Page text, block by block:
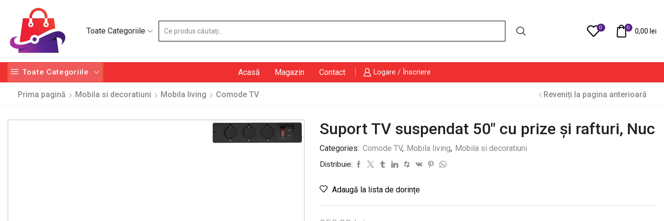
Toate Categoriile 0 0 0,00 lei
Toate Categoriile Acasă Magazin Contact Logare / Înscriere
Prima pagină Mobila si decoratiuni Mobila living Comode TV Reveniți la pagina anterioară
Suport TV suspendat 50″ cu prize și rafturi, Nuc
Categories: Comode TV, Mobila living, Mobila si decoratiuni
Distribuie:
Adaugă la lista de dorințe